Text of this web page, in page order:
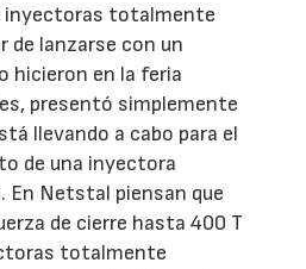
inyectoras totalmente
de lanzarse con un
hicieron en la feria
presentó simplemente
llevando a cabo para el
de una inyectora
En Netstal piensan que
de cierre hasta 400 T
totalmente